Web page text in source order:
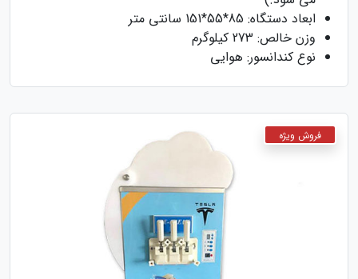
ابعاد دستگاه: 85*55*151 سانتی متر
وزن خالص: 273 کیلوگرم
نوع کندانسور: هوایی